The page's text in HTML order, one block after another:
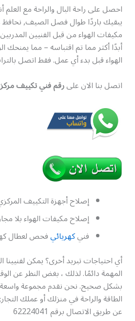
احصل على راحة البال والراحة مع
يبقيك باردًا طوال فصل الصيف,
مكيفات الهواء من قبل الفنيين
أبدًا أكثر مما تم اقتباسه – مما يمنحك
الهواء قبل بدء أي عمل. فقط اتصل
اتصل بنا الان علىرقم فني تكييف
إصلاح أجهزة التكييف
إصلاح مكيفات الهواء بلا
فنيكهريائيفحص لعطال
أي احتياجات تبريد أخرى؟ يمكن
المهمة دائمًا. لذلك ، بغض النظر عن
بشكل صحيح. نحن نقدم مجموعة واسعة
الطاقة والراحة في منزلك أو عملك
عن طريق الاتصال برقم 62224041